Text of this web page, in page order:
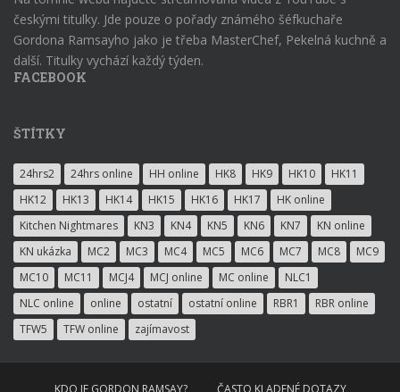
českými titulky. Jde pouze o pořady známého šéfkuchaře
Gordona Ramsayho jako je třeba MasterChef, Pekelná kuchně a
další. Titulky vychází každý týden.
FACEBOOK
ŠTÍTKY
24hrs2 24hrs online HH online HK8 HK9 HK10
HK11
HK12
HK13 HK14 HK15 HK16 HK17
HK online
Kitchen Nightmares
KN3 KN4 KN5 KN6 KN7
KN online
KN ukázka
MC2 MC3 MC4 MC5 MC6 MC7 MC8
MC9
MC10
MC11 MCJ4 MCJ online MC online
NLC1
NLC online
online ostatní ostatní online RBR1
RBR online
TFW5
TFW online zajímavost
KDO JE GORDON RAMSAY? ČASTO KLADENÉ DOTAZY